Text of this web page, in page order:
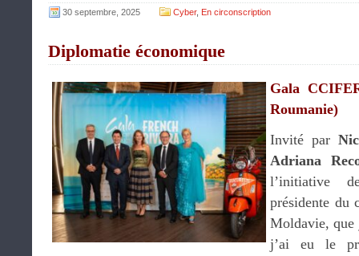
30 septembre, 2025 Cyber, En circonscription
Diplomatie économique
Gala
Roumanie)
Invité par
Adriana
l’initiative
présidente du
Moldavie, que
j’ai eu le